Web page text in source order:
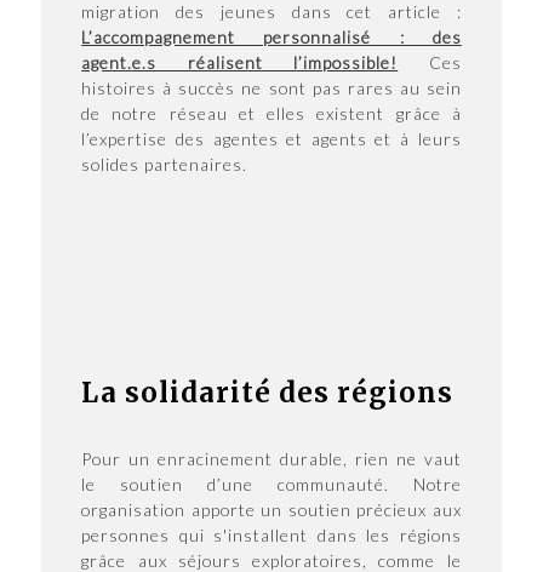
migration des jeunes dans cet article :
L’accompagnement personnalisé : des
agent.e.s réalisent l’impossible!
Ces
histoires à succès ne sont pas rares au sein
de notre réseau et elles existent grâce à
l’expertise des agentes et agents et à leurs
solides partenaires.
La solidarité des régions
Pour un enracinement durable, rien ne vaut
le soutien d’une communauté. Notre
organisation apporte un soutien précieux aux
personnes qui s'installent dans les régions
grâce aux séjours exploratoires, comme le